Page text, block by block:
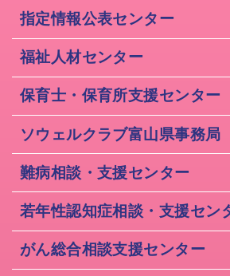
指定情報公表センター
福祉人材センター
保育士・保育所支援センター
ソウェルクラブ富山県事務局
難病相談・支援センター
若年性認知症相談・支援セン
がん総合相談支援センター